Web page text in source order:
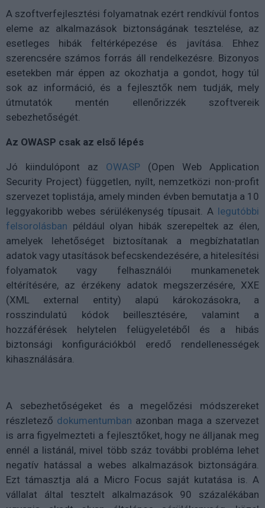
A szoftverfejlesztési folyamatnak ezért rendkívül fontos
eleme az alkalmazások biztonságának tesztelése, az
esetleges hibák feltérképezése és javítása. Ehhez
szerencsére számos forrás áll rendelkezésre. Bizonyos
esetekben már éppen az okozhatja a gondot, hogy túl
sok az információ, és a fejlesztők nem tudják, mely
útmutatók mentén ellenőrizzék szoftvereik
sebezhetőségét.
Az OWASP csak az első lépés
Jó kiindulópont az OWASP (Open Web Application
Security Project) független, nyílt, nemzetközi non-profit
szervezet toplistája, amely minden évben bemutatja a 10
leggyakoribb webes sérülékenység típusait. A legutóbbi
felsorolásban például olyan hibák szerepeltek az élen,
amelyek lehetőséget biztosítanak a megbízhatatlan
adatok vagy utasítások befecskendezésére, a hitelesítési
folyamatok vagy felhasználói munkamenetek
eltérítésére, az érzékeny adatok megszerzésére, XXE
(XML external entity) alapú károkozásokra, a
rosszindulatú kódok beillesztésére, valamint a
hozzáférések helytelen felügyeletéből és a hibás
biztonsági konfigurációkból eredő rendellenességek
kihasználására.
A sebezhetőségeket és a megelőzési módszereket
részletező dokumentumban azonban maga a szervezet
is arra figyelmezteti a fejlesztőket, hogy ne álljanak meg
ennél a listánál, mivel több száz további probléma lehet
negatív hatással a webes alkalmazások biztonságára.
Ezt támasztja alá a Micro Focus saját kutatása is. A
vállalat által tesztelt alkalmazások 90 százalékában